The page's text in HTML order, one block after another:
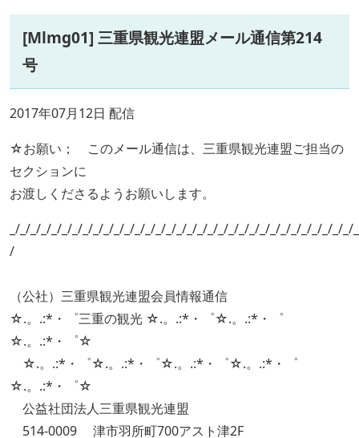
[Mlmg01] 三重県観光連盟メール通信第214
号
2017年07月12日 配信
☆お願い； このメール通信は、三重県観光連盟ご担当の
セクションに
お渡しくださるようお願いします。
_/_/_/_/_/_/_/_/_/_/_/_/_/_/_/_/_/_/_/_/_/_/_/_/_/_/_/_/_/_/_/_/_/
/
（公社）三重県観光連盟会員情報通信
☆.。.:*・゜三重の観光 ☆.。.:*・゜☆.。.:*・゜
☆.。.:*・゜☆
☆.。.:*・゜☆.。.:*・゜☆.。.:*・゜☆.。.:*・゜
☆.。.:*・゜☆
公益社団法人三重県観光連盟
514-0009 津市羽所町700アスト津2F